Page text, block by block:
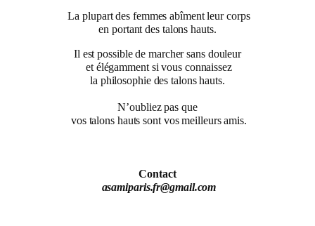
La plupart des femmes abîment leur corps
en portant des talons hauts.
Il est possible de marcher sans douleur
et élégamment si vous connaissez
la philosophie des talons hauts.
N’oubliez pas que
vos talons hauts sont vos meilleurs amis.
Contact
asamiparis.fr@gmail.com